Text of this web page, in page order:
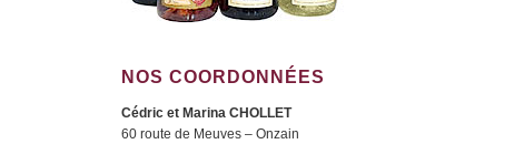
NOS COORDONNÉES
Cédric et Marina CHOLLET
60 route de Meuves – Onzain